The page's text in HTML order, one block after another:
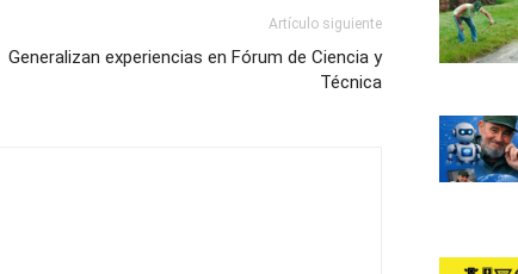
Artículo siguiente
Generalizan experiencias en Fórum de Ciencia y
Técnica